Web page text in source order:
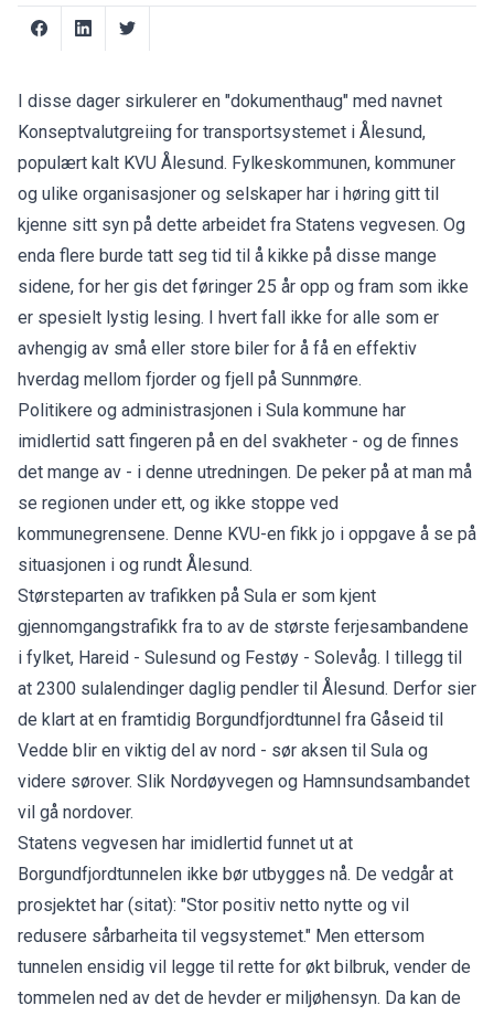
I disse dager sirkulerer en "dokumenthaug" med navnet
Konseptvalutgreiing for transportsystemet i Ålesund,
populært kalt KVU Ålesund. Fylkeskommunen, kommuner
og ulike organisasjoner og selskaper har i høring gitt til
kjenne sitt syn på dette arbeidet fra Statens vegvesen. Og
enda flere burde tatt seg tid til å kikke på disse mange
sidene, for her gis det føringer 25 år opp og fram som ikke
er spesielt lystig lesing. I hvert fall ikke for alle som er
avhengig av små eller store biler for å få en effektiv
hverdag mellom fjorder og fjell på Sunnmøre.
Politikere og administrasjonen i Sula kommune har
imidlertid satt fingeren på en del svakheter - og de finnes
det mange av - i denne utredningen. De peker på at man må
se regionen under ett, og ikke stoppe ved
kommunegrensene. Denne KVU-en fikk jo i oppgave å se på
situasjonen i og rundt Ålesund.
Størsteparten av trafikken på Sula er som kjent
gjennomgangstrafikk fra to av de største ferjesambandene
i fylket, Hareid - Sulesund og Festøy - Solevåg. I tillegg til
at 2300 sulalendinger daglig pendler til Ålesund. Derfor sier
de klart at en framtidig Borgundfjordtunnel fra Gåseid til
Vedde blir en viktig del av nord - sør aksen til Sula og
videre sørover. Slik Nordøyvegen og Hamnsundsambandet
vil gå nordover.
Statens vegvesen har imidlertid funnet ut at
Borgundfjordtunnelen ikke bør utbygges nå. De vedgår at
prosjektet har (sitat): "Stor positiv netto nytte og vil
redusere sårbarheita til vegsystemet." Men ettersom
tunnelen ensidig vil legge til rette for økt bilbruk, vender de
tommelen ned av det de hevder er miljøhensyn. Da kan de